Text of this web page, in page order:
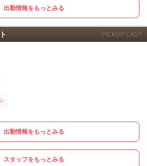
出勤情報をもっとみる
PICKUP CAST
出勤情報をもっとみる
スタッフをもっとみる